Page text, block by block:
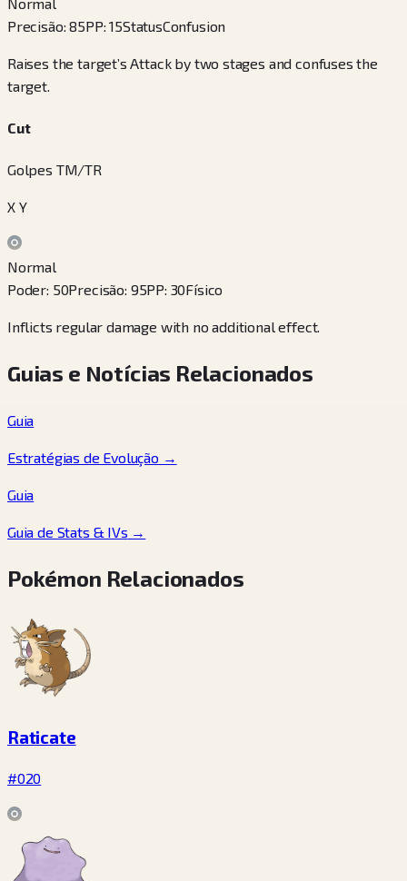
Precisão:85PP:15StatusConfusion
Raises the target’s Attack by two stages and confuses the
target.
Cut
Golpes TM/TR
X Y
Normal
Poder: 50Precisão: 95PP: 30Físico
Inflicts regular damage with no additional effect.
Guias e Notícias Relacionados
Guia
Estratégias de Evolução →
Guia
Guia de Stats & IVs →
Pokémon Relacionados
Raticate
#020